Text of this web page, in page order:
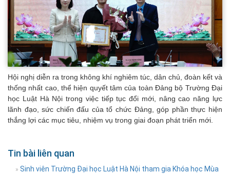
Hội nghị diễn ra trong không khí nghiêm túc, dân chủ, đoàn kết và
thống nhất cao, thể hiện quyết tâm của toàn Đảng bộ Trường Đại
học Luật Hà Nội trong việc tiếp tục đổi mới, nâng cao năng lực
lãnh đạo, sức chiến đấu của tổ chức Đảng, góp phần thực hiện
thắng lợi các mục tiêu, nhiệm vụ trong giai đoạn phát triển mới.
Tin bài liên quan
» Sinh viên Trường Đại học Luật Hà Nội tham gia Khóa học Mùa